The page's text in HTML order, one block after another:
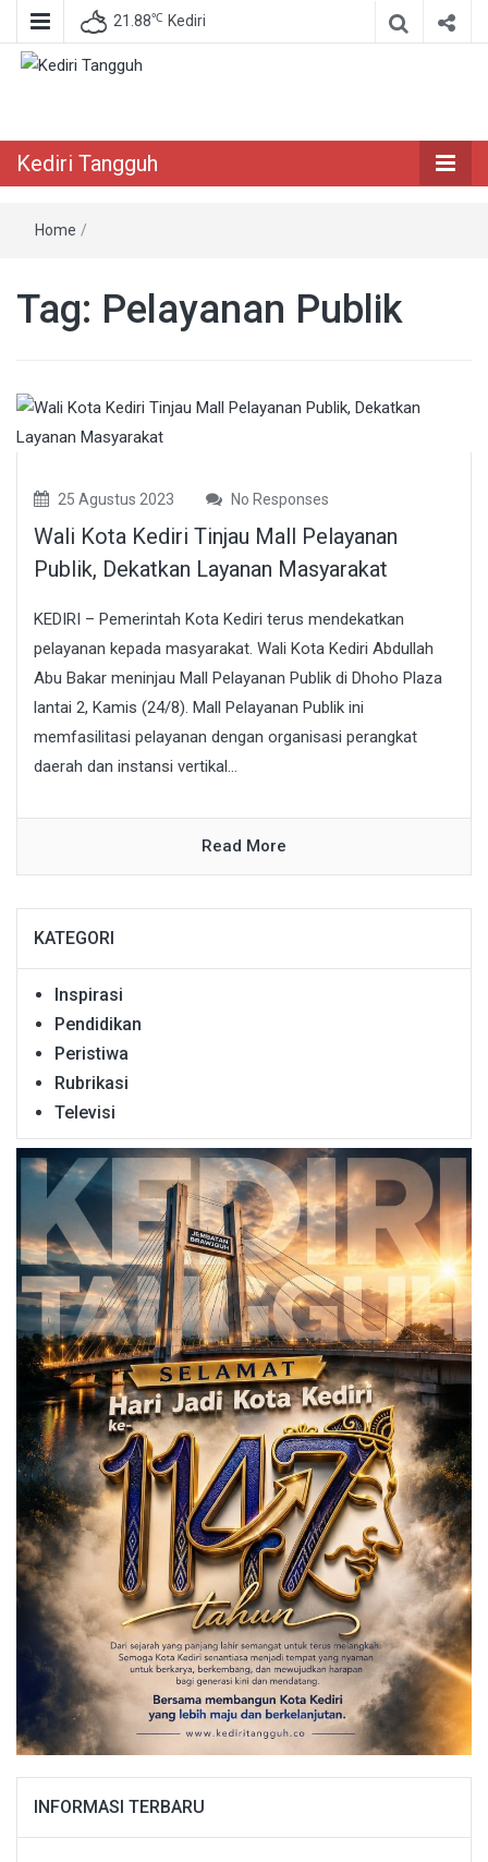
21.88℃ Kediri
Kediri Tangguh
Home /
Tag: Pelayanan Publik
25 Agustus 2023 No Responses
Wali Kota Kediri Tinjau Mall Pelayanan
Publik, Dekatkan Layanan Masyarakat
KEDIRI – Pemerintah Kota Kediri terus mendekatkan
pelayanan kepada masyarakat. Wali Kota Kediri Abdullah
Abu Bakar meninjau Mall Pelayanan Publik di Dhoho Plaza
lantai 2, Kamis (24/8). Mall Pelayanan Publik ini
memfasilitasi pelayanan dengan organisasi perangkat
daerah dan instansi vertikal...
Read More
KATEGORI
Inspirasi
Pendidikan
Peristiwa
Rubrikasi
Televisi
INFORMASI TERBARU